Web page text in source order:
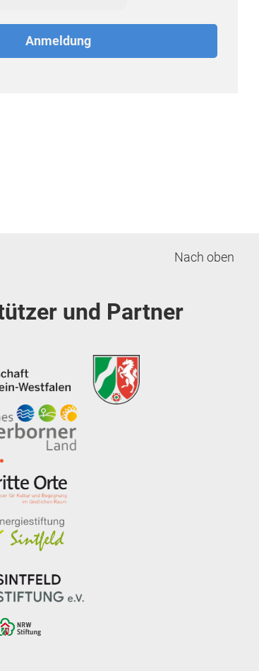
Nach oben
und Partner